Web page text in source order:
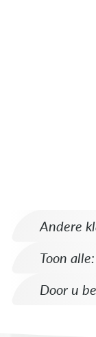
Andere
Toon
Door u